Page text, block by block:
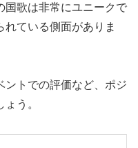
国歌は非常にユニークで
ている側面がありま
ントでの評価など、ポジ
う。